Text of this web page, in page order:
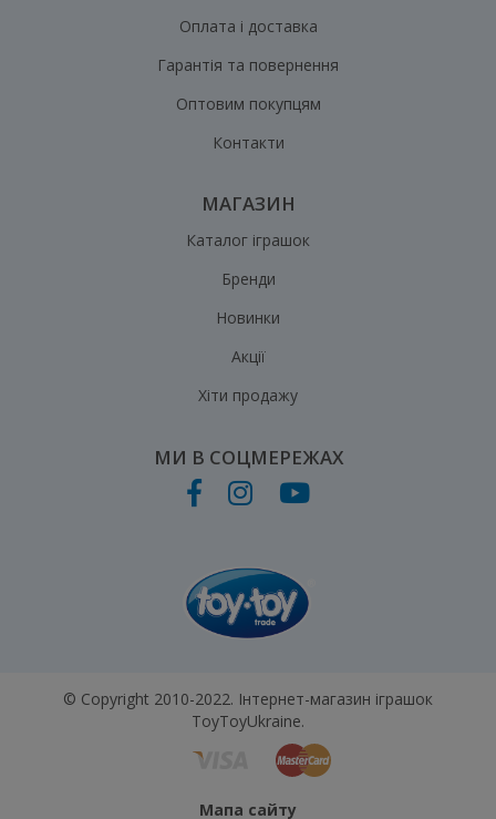
Оплата і доставка
Гарантія та повернення
Оптовим покупцям
Контакти
МАГАЗИН
Каталог іграшок
Бренди
Новинки
Акції
Хіти продажу
МИ В СОЦМЕРЕЖАХ
© Copyright 2010-2022. Інтернет-магазин іграшок
ToyToyUkraine.
Мапа сайту